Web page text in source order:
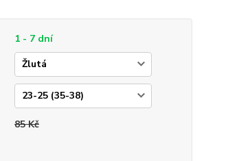
1 - 7 dní
85 Kč